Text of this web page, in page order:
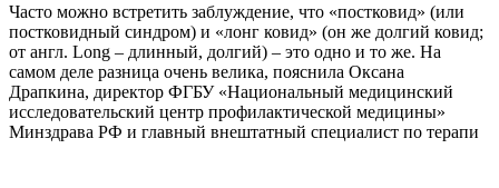
Часто можно встретить заблуждение, что «постковид» (или
постковидный синдром) и «лонг ковид» (он же долгий ковид;
от англ. Long – длинный, долгий) – это одно и то же. На
самом деле разница очень велика, пояснила Оксана
Драпкина, директор ФГБУ «Национальный медицинский
исследовательский центр профилактической медицины»
Минздрава РФ и главный внештатный специалист по терапи